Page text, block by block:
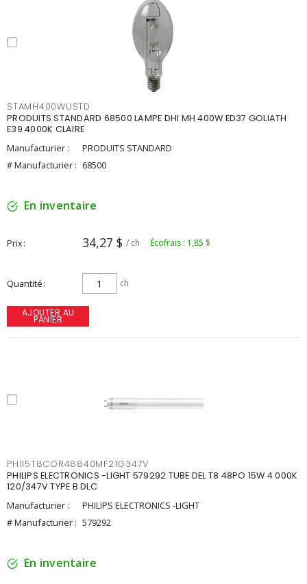
STAMH400WUSTD
PRODUITS STANDARD 68500 LAMPE DHI MH 400W ED37 GOLIATH
E39 4000K CLAIRE
Manufacturier :
PRODUITS STANDARD
# Manufacturier : 68500
En inventaire
Prix 34,27 $ / ch Écofrais : 1,85 $
Quantité ch
AJOUTER AU
PANIER
PHI15T8COR48840MF21G347V
PHILIPS ELECTRONICS -LIGHT 579292 TUBE DEL T8 48PO 15W 4 000K
120/347V TYPE B DLC
Manufacturier :
PHILIPS ELECTRONICS -LIGHT
# Manufacturier : 579292
En inventaire